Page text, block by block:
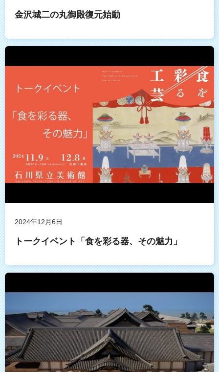
金沢城二の丸御殿復元始動
2024年12月6日
トークイベント「食を彩る器、その魅力」